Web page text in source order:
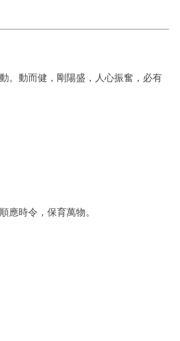
。動而健，剛陽盛，人心振奮，必有
應時令，保育萬物。